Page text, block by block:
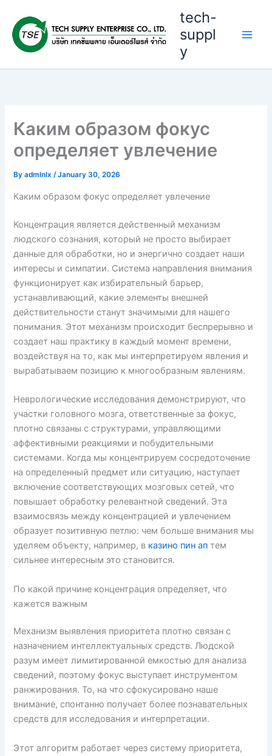
content
tech-
suppl
y
Каким образом фокус
определяет увлечение
Byadmlnlx/January 30, 2026
Каким образом фокус определяет увлечение
Концентрация является действенный механизм
людского сознания, который не просто выбирает
данные для обработки, но и энергично создает наши
интересы и симпатии. Система направления внимания
функционирует как избирательный барьер,
устанавливающий, какие элементы внешней
действительности станут значимыми для нашего
понимания. Этот механизм происходит беспрерывно и
создает наш практику в каждый момент времени,
воздействуя на то, как мы интерпретируем явления и
вырабатываем позицию к многообразным явлениям.
Неврологические исследования демонстрируют, что
участки головного мозга, ответственные за фокус,
плотно связаны с структурами, управляющими
аффективными реакциями и побудительными
системами. Когда мы концентрируем сосредоточение
на определенный предмет или ситуацию, наступает
включение соответствующих мозговых сетей, что
повышает обработку релевантной сведений. Эта
взаимосвязь между концентрацией и увлечением
образует позитивную петлю: чем больше внимания мы
уделяем объекту, например, в казино пин ап тем
сильнее интересным это становится.
По какой причине концентрация определяет, что
кажется важным
Механизм выявления приоритета плотно связан с
назначением интеллектуальных средств. Людской
разум имеет лимитированной емкостью для анализа
сведений, поэтому фокус выступает инструментом
ранжирования. То, на что сфокусировано наше
внимание, спонтанно получает более познавательных
средств для исследования и интерпретации.
Этот алгоритм работает через систему приоритета,